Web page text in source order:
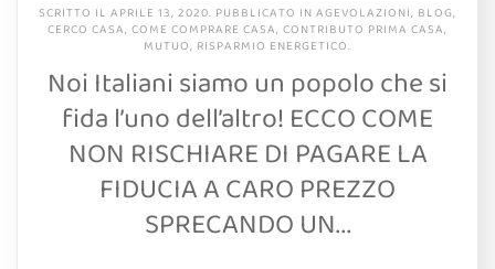
SCRITTO IL APRILE 13, 2020. PUBBLICATO IN AGEVOLAZIONI, BLOG,
CERCO CASA, COME COMPRARE CASA, CONTRIBUTO PRIMA CASA,
MUTUO, RISPARMIO ENERGETICO.
Noi Italiani siamo un popolo che si
fida l’uno dell’altro! ECCO COME
NON RISCHIARE DI PAGARE LA
FIDUCIA A CARO PREZZO
SPRECANDO UN...